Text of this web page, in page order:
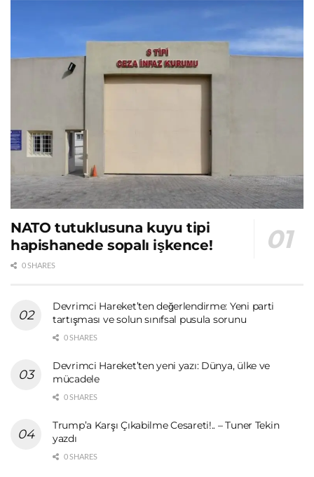
NATO tutuklusuna kuyu tipi
hapishanede sopalı işkence!
0 SHARES
Devrimci Hareket’ten değerlendirme: Yeni parti
tartışması ve solun sınıfsal pusula sorunu
0 SHARES
Devrimci Hareket’ten yeni yazı: Dünya, ülke ve
mücadele
0 SHARES
Trump’a Karşı Çıkabilme Cesareti!.. – Tuner Tekin
yazdı
0 SHARES